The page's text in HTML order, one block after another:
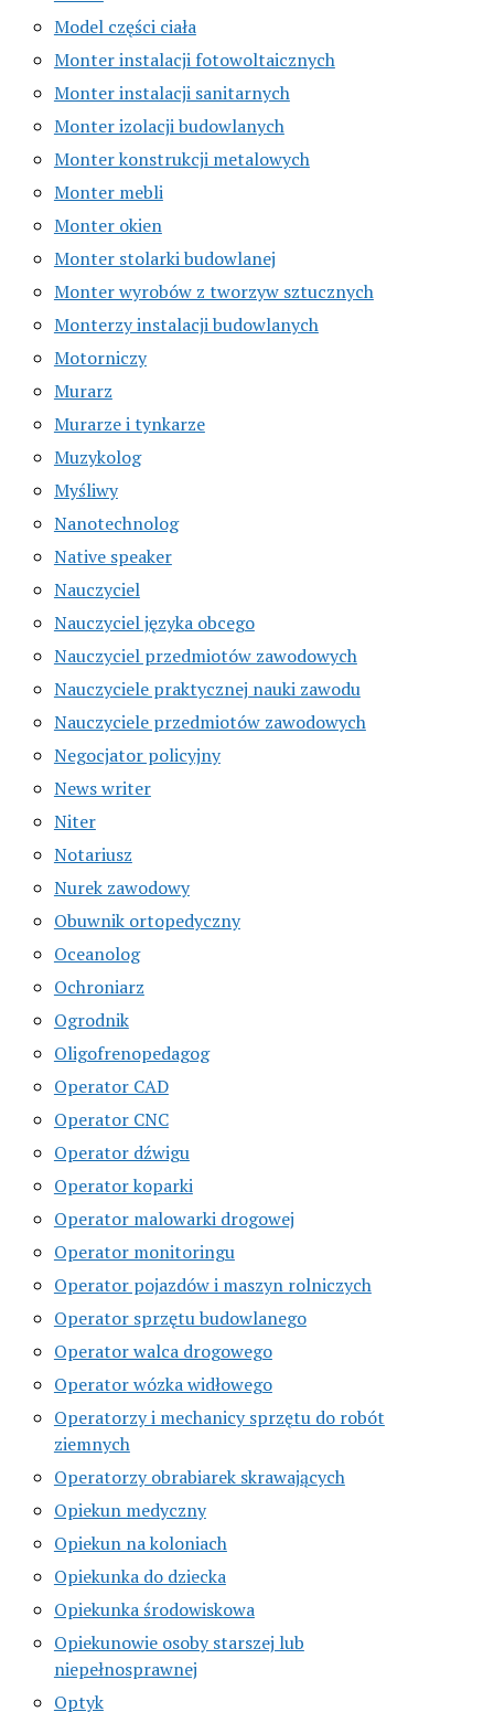
Model części ciała
Monter instalacji fotowoltaicznych
Monter instalacji sanitarnych
Monter izolacji budowlanych
Monter konstrukcji metalowych
Monter mebli
Monter okien
Monter stolarki budowlanej
Monter wyrobów z tworzyw sztucznych
Monterzy instalacji budowlanych
Motorniczy
Murarz
Murarze i tynkarze
Muzykolog
Myśliwy
Nanotechnolog
Native speaker
Nauczyciel
Nauczyciel języka obcego
Nauczyciel przedmiotów zawodowych
Nauczyciele praktycznej nauki zawodu
Nauczyciele przedmiotów zawodowych
Negocjator policyjny
News writer
Niter
Notariusz
Nurek zawodowy
Obuwnik ortopedyczny
Oceanolog
Ochroniarz
Ogrodnik
Oligofrenopedagog
Operator CAD
Operator CNC
Operator dźwigu
Operator koparki
Operator malowarki drogowej
Operator monitoringu
Operator pojazdów i maszyn rolniczych
Operator sprzętu budowlanego
Operator walca drogowego
Operator wózka widłowego
Operatorzy i mechanicy sprzętu do robót
ziemnych
Operatorzy obrabiarek skrawających
Opiekun medyczny
Opiekun na koloniach
Opiekunka do dziecka
Opiekunka środowiskowa
Opiekunowie osoby starszej lub
niepełnosprawnej
Optyk